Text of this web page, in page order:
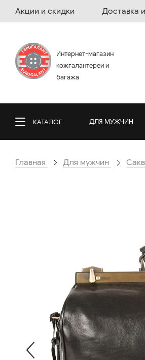
Акции и скидки Доставка
Интернет-магазин
кожгалантереи и
багажа
КАТАЛОГ ДЛЯ МУЖЧИН
Главная Для мужчин